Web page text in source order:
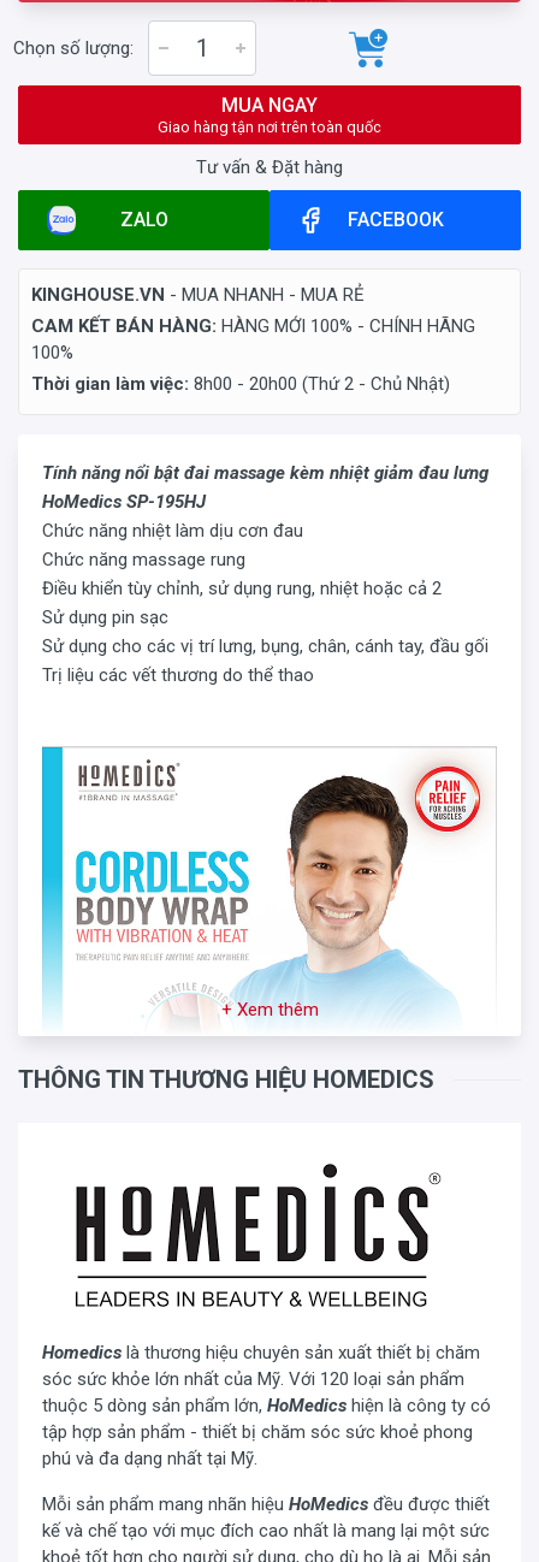
Chọn số lượng:
MUA NGAY
Giao hàng tận nơi trên toàn quốc
Tư vấn & Đặt hàng
ZALO FACEBOOK
KINGHOUSE.VN - MUA NHANH - MUA RẺ
CAM KẾT BÁN HÀNG: HÀNG MỚI 100% - CHÍNH HÃNG
100%
Thời gian làm việc: 8h00 - 20h00 (Thứ 2 - Chủ Nhật)
Tính năng nổi bật đai massage kèm nhiệt giảm đau lưng
HoMedics SP-195HJ
Chức năng nhiệt làm dịu cơn đau
Chức năng massage rung
Điều khiển tùy chỉnh, sử dụng rung, nhiệt hoặc cả 2
Sử dụng pin sạc
Sử dụng cho các vị trí lưng, bụng, chân, cánh tay, đầu gối
Trị liệu các vết thương do thể thao
Chế độ nhiệt và hồng ngoại làm dịu cơ bắp mệt mỏi, lưu
thông thúc đẩy tuần hoàn khí huyết
Đai massage HoMedics SP-195HJ sử dụng hơi nóng
dịu từ nhiệt hồng ngoại giúp làm ấm cơ thể, đi sâu và làm
giãn đầu óc, giảm đau dây thần kinh, thư giãn cơ bắp khi
làm việc quá sức.
+ Xem thêm
THÔNG TIN THƯƠNG HIỆU HOMEDICS
Homedics là thương hiệu chuyên sản xuất thiết bị chăm
sóc sức khỏe lớn nhất của Mỹ. Với 120 loại sản phẩm
thuộc 5 dòng sản phẩm lớn, HoMedics hiện là công ty có
tập hợp sản phẩm - thiết bị chăm sóc sức khoẻ phong
phú và đa dạng nhất tại Mỹ.
Mỗi sản phẩm mang nhãn hiệu HoMedics đều được thiết
kế và chế tạo với mục đích cao nhất là mang lại một sức
khoẻ tốt hơn cho người sử dụng, cho dù họ là ai. Mỗi sản